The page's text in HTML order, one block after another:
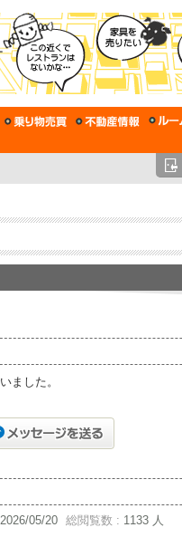
ました。
2026/05/20 総閲覧数 : 1133 人